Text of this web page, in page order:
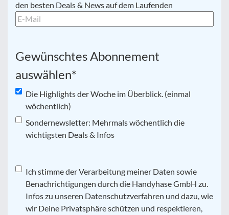
Mail *
den besten Deals & News auf dem Laufenden
Gewünschtes Abonnement
auswählen*
Die Highlights der Woche im Überblick. (einmal
wöchentlich)
Sondernewsletter: Mehrmals wöchentlich die
wichtigsten Deals & Infos
Datenschutz*
Ich stimme der Verarbeitung meiner Daten sowie
Benachrichtigungen durch die Handyhase GmbH zu.
Infos zu unseren Datenschutzverfahren und dazu, wie
wir Deine Privatsphäre schützen und respektieren,